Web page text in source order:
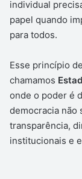
individual
papel quando
para todos.
Esse princípio
chamamos
onde o poder é
democracia não
transparência,
institucionais e